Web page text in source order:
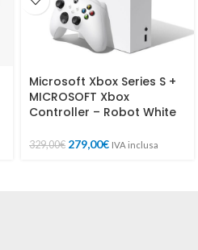
Microsoft Xbox Series S +
MICROSOFT Xbox
Controller – Robot White
329,00€ 279,00€ IVA inclusa